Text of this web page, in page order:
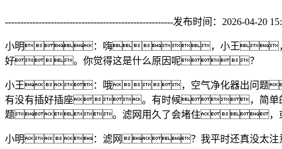
-------------------------------------------------------发布时间：2026-04-20
小明：嗨，小王，最近
好。你觉得这是什么原因呢？
小王：哦，空气净化器出问题
有没有插好插座。有时候，简单的
题。滤网用久了会堵住，或
小明：滤网？我平时还真没太